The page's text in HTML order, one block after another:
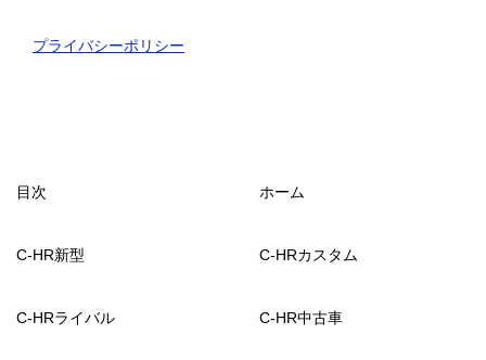
プライバシーポリシー
目次 ホーム
C-HR新型 C-HRカスタム
C-HRライバル C-HR中古車